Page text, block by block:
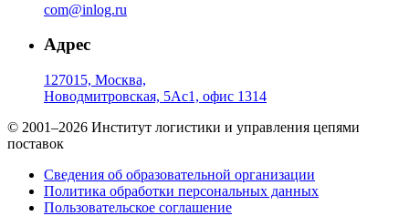
com@inlog.ru
Адрес
127015, Москва,
Новодмитровская, 5Ас1, офис 1314
© 2001–2026 Институт логистики и управления цепями
поставок
Сведения об образовательной организации
Политика обработки персональных данных
Пользовательское соглашение